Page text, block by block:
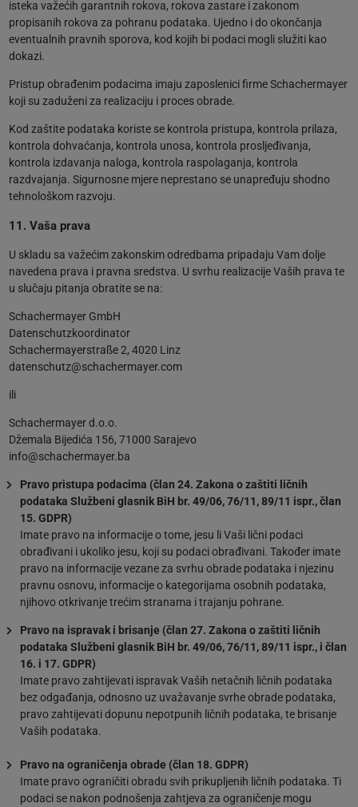
isteka važećih garantnih rokova, rokova zastare i zakonom
propisanih rokova za pohranu podataka. Ujedno i do okončanja
eventualnih pravnih sporova, kod kojih bi podaci mogli služiti kao
dokazi.
Pristup obrađenim podacima imaju zaposlenici firme Schachermayer
koji su zaduženi za realizaciju i proces obrade.
Kod zaštite podataka koriste se kontrola pristupa, kontrola prilaza,
kontrola dohvaćanja, kontrola unosa, kontrola prosljeđivanja,
kontrola izdavanja naloga, kontrola raspolaganja, kontrola
razdvajanja. Sigurnosne mjere neprestano se unapređuju shodno
tehnološkom razvoju.
11. Vaša prava
U skladu sa važećim zakonskim odredbama pripadaju Vam dolje
navedena prava i pravna sredstva. U svrhu realizacije Vaših prava te
u slučaju pitanja obratite se na:
Schachermayer GmbH
Datenschutzkoordinator
Schachermayerstraße 2, 4020 Linz
datenschutz@schachermayer.com
ili
Schachermayer d.o.o.
Džemala Bijedića 156, 71000 Sarajevo
info@schachermayer.ba
Pravo pristupa podacima (član 24. Zakona o zaštiti ličnih
podataka Službeni glasnik BiH br. 49/06, 76/11, 89/11 ispr., član
15. GDPR)
Imate pravo na informacije o tome, jesu li Vaši lični podaci
obrađivani i ukoliko jesu, koji su podaci obrađivani. Također imate
pravo na informacije vezane za svrhu obrade podataka i njezinu
pravnu osnovu, informacije o kategorijama osobnih podataka,
njihovo otkrivanje trećim stranama i trajanju pohrane.
Pravo na ispravak i brisanje (član 27. Zakona o zaštiti ličnih
podataka Službeni glasnik BiH br. 49/06, 76/11, 89/11 ispr., i član
16. i 17. GDPR)
Imate pravo zahtijevati ispravak Vaših netačnih ličnih podataka
bez odgađanja, odnosno uz uvažavanje svrhe obrade podataka,
pravo zahtijevati dopunu nepotpunih ličnih podataka, te brisanje
Vaših podataka.
Pravo na ograničenja obrade (član 18. GDPR)
Imate pravo ograničiti obradu svih prikupljenih ličnih podataka. Ti
podaci se nakon podnošenja zahtjeva za ograničenje mogu